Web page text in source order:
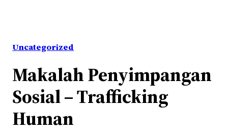
Uncategorized
Makalah Penyimpangan
Sosial – Trafficking
Human